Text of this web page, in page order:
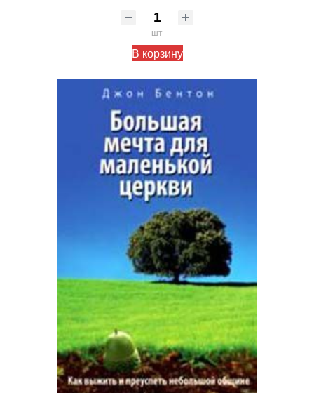
шт
В корзину